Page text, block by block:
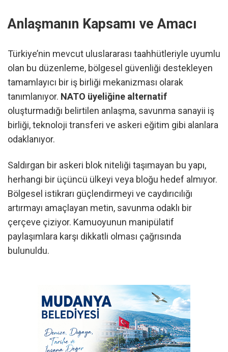
Anlaşmanın Kapsamı ve Amacı
Türkiye’nin mevcut uluslararası taahhütleriyle uyumlu
olan bu düzenleme, bölgesel güvenliği destekleyen
tamamlayıcı bir iş birliği mekanizması olarak
tanımlanıyor. NATO üyeliğine alternatif
oluşturmadığı belirtilen anlaşma, savunma sanayii iş
birliği, teknoloji transferi ve askeri eğitim gibi alanlara
odaklanıyor.
Saldırgan bir askeri blok niteliği taşımayan bu yapı,
herhangi bir üçüncü ülkeyi veya bloğu hedef almıyor.
Bölgesel istikrarı güçlendirmeyi ve caydırıcılığı
artırmayı amaçlayan metin, savunma odaklı bir
çerçeve çiziyor. Kamuoyunun manipülatif
paylaşımlara karşı dikkatli olması çağrısında
bulunuldu.